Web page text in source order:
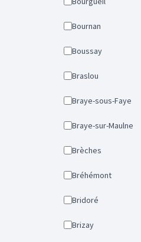
Bournan
Boussay
Braslou
Braye-sous-Faye
Braye-sur-Maulne
Brèches
Bréhémont
Bridoré
Brizay